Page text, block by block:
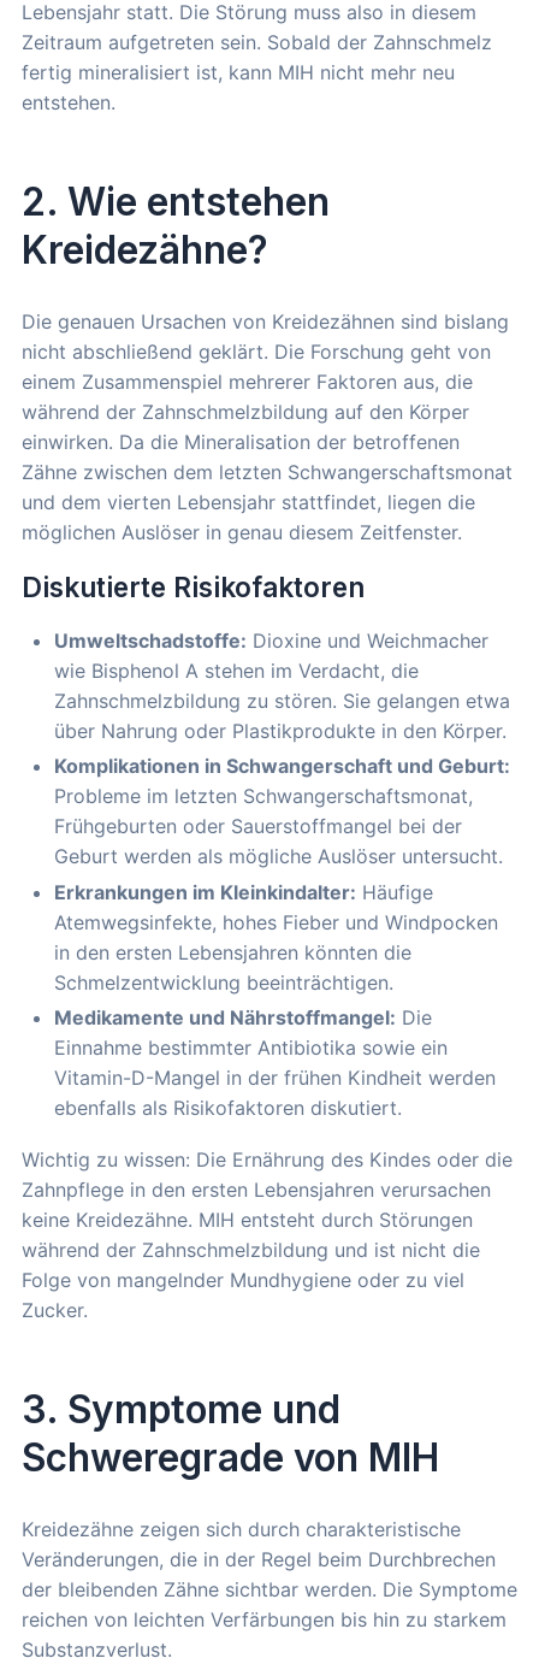
Lebensjahr statt. Die Störung muss also in diesem
Zeitraum aufgetreten sein. Sobald der Zahnschmelz
fertig mineralisiert ist, kann MIH nicht mehr neu
entstehen.
2. Wie entstehen
Kreidezähne?
Die genauen Ursachen von Kreidezähnen sind bislang
nicht abschließend geklärt. Die Forschung geht von
einem Zusammenspiel mehrerer Faktoren aus, die
während der Zahnschmelzbildung auf den Körper
einwirken. Da die Mineralisation der betroffenen
Zähne zwischen dem letzten Schwangerschaftsmonat
und dem vierten Lebensjahr stattfindet, liegen die
möglichen Auslöser in genau diesem Zeitfenster.
Diskutierte Risikofaktoren
Umweltschadstoffe: Dioxine und Weichmacher
wie Bisphenol A stehen im Verdacht, die
Zahnschmelzbildung zu stören. Sie gelangen etwa
über Nahrung oder Plastikprodukte in den Körper.
Komplikationen in Schwangerschaft und Geburt:
Probleme im letzten Schwangerschaftsmonat,
Frühgeburten oder Sauerstoffmangel bei der
Geburt werden als mögliche Auslöser untersucht.
Erkrankungen im Kleinkindalter: Häufige
Atemwegsinfekte, hohes Fieber und Windpocken
in den ersten Lebensjahren könnten die
Schmelzentwicklung beeinträchtigen.
Medikamente und Nährstoffmangel: Die
Einnahme bestimmter Antibiotika sowie ein
Vitamin-D-Mangel in der frühen Kindheit werden
ebenfalls als Risikofaktoren diskutiert.
Wichtig zu wissen: Die Ernährung des Kindes oder die
Zahnpflege in den ersten Lebensjahren verursachen
keine Kreidezähne. MIH entsteht durch Störungen
während der Zahnschmelzbildung und ist nicht die
Folge von mangelnder Mundhygiene oder zu viel
Zucker.
3. Symptome und
Schweregrade von MIH
Kreidezähne zeigen sich durch charakteristische
Veränderungen, die in der Regel beim Durchbrechen
der bleibenden Zähne sichtbar werden. Die Symptome
reichen von leichten Verfärbungen bis hin zu starkem
Substanzverlust.